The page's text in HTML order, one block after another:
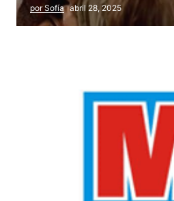
por Sofía abril 28, 2025